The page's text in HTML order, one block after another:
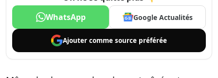
WhatsApp Google Actualités
Ajouter comme source préférée